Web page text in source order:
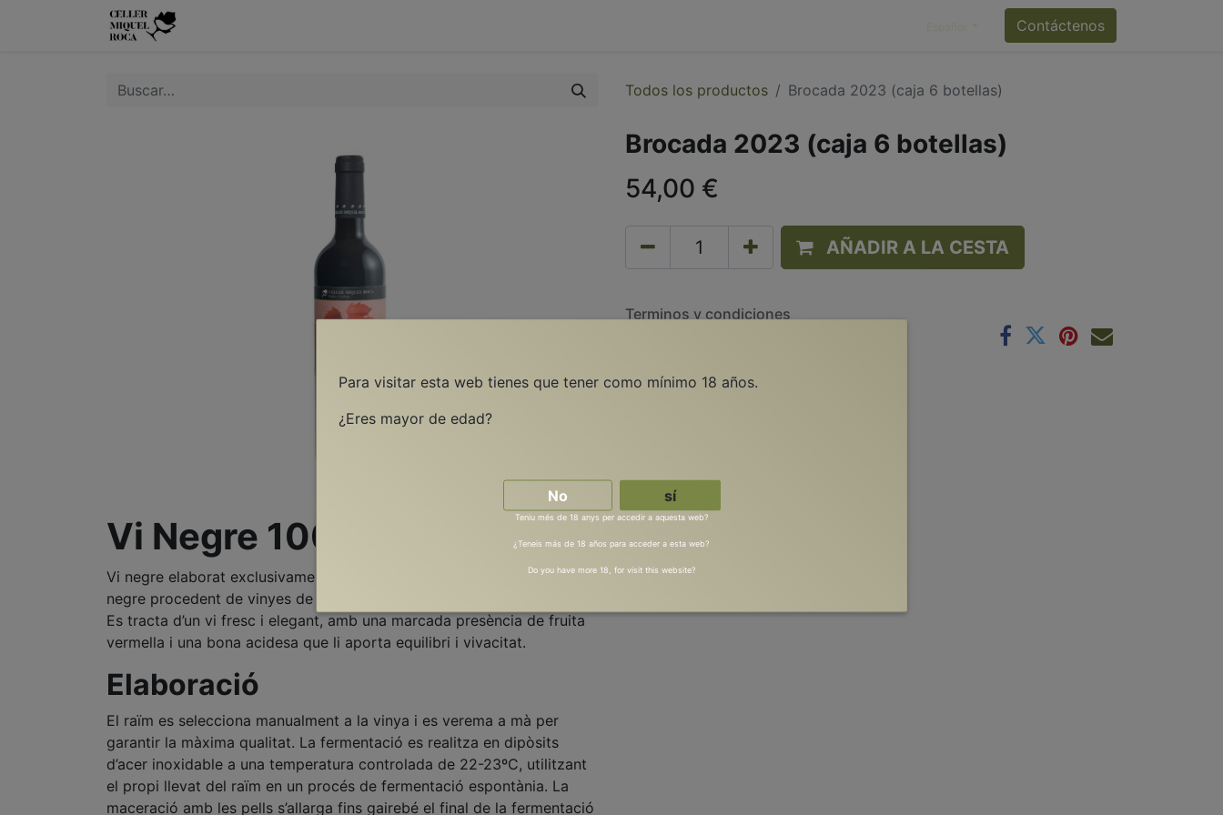
Para visitar esta web tienes que tener como mínimo 18 años.
¿Eres mayor de edad?
No sí
Teniu més de 18 anys per accedir a aquesta web?
¿Teneis más de 18 años para acceder a esta web?
Do you have more 18, for visit this website?
Contáctenos
Todos los productos Brocada 2023 (caja 6 botellas)
Vi Negre 100% BROCADA
Vi negre elaborat exclusivament amb la varietat BROCADA, un raïm
negre procedent de vinyes de 36 anys situades a 700 metres d’altitud.
Es tracta d’un vi fresc i elegant, amb una marcada presència de fruita
vermella i una bona acidesa que li aporta equilibri i vivacitat.
Elaboració
El raïm es selecciona manualment a la vinya i es verema a mà per
garantir la màxima qualitat. La fermentació es realitza en dipòsits
d’acer inoxidable a una temperatura controlada de 22-23ºC, utilitzant
el propi llevat del raïm en un procés de fermentació espontània. La
maceració amb les pells s’allarga fins gairebé el final de la fermentació
Brocada 2023 (caja 6 botellas)
54,00 €
AÑADIR A LA CESTA
Terminos y condiciones